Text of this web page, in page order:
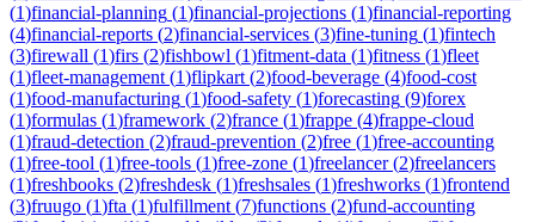
(1)financial-planning (1)financial-projections (1)financial-reporting
(4)financial-reports (2)financial-services (3)fine-tuning (1)fintech
(3)firewall (1)firs (2)fishbowl (1)fitment-data (1)fitness (1)fleet
(1)fleet-management (1)flipkart (2)food-beverage (4)food-cost
(1)food-manufacturing (1)food-safety (1)forecasting (9)forex
(1)formulas (1)framework (2)france (1)frappe (4)frappe-cloud
(1)fraud-detection (2)fraud-prevention (2)free (1)free-accounting
(1)free-tool (1)free-tools (1)free-zone (1)freelancer(2)freelancers
(1)freshbooks (2)freshdesk (1)freshsales (1)freshworks (1)frontend
(3)fruugo (1)fta (1)fulfillment (7)functions (2)fund-accounting